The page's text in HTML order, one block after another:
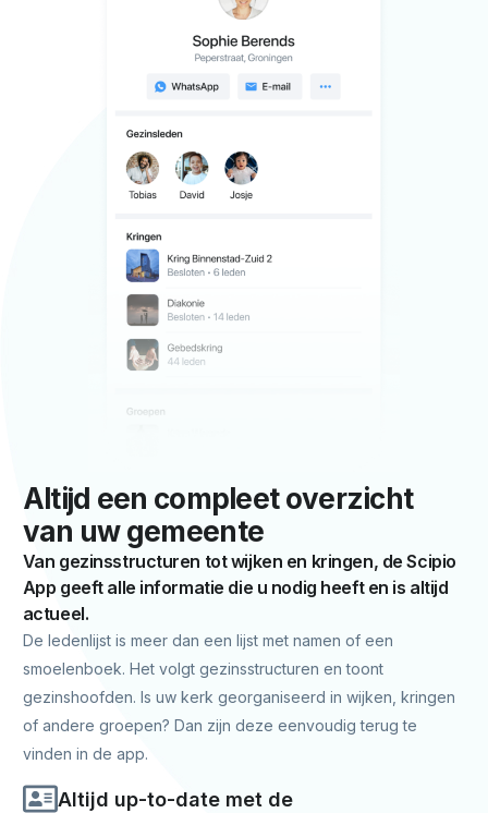
Altijd een compleet overzicht
van uw gemeente
Van gezinsstructuren tot wijken en kringen, de Scipio
App geeft alle informatie die u nodig heeft en is altijd
actueel.
De ledenlijst is meer dan een lijst met namen of een
smoelenboek. Het volgt gezinsstructuren en toont
gezinshoofden. Is uw kerk georganiseerd in wijken, kringen
of andere groepen? Dan zijn deze eenvoudig terug te
vinden in de app.
Altijd up-to-date met de